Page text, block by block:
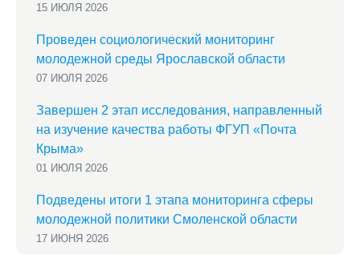
15 ИЮЛЯ 2026
Проведен социологический мониторинг
молодежной среды Ярославской области
07 ИЮЛЯ 2026
Завершен 2 этап исследования, направленный
на изучение качества работы ФГУП «Почта
Крыма»
01 ИЮЛЯ 2026
Подведены итоги 1 этапа мониторинга сферы
молодежной политики Смоленской области
17 ИЮНЯ 2026